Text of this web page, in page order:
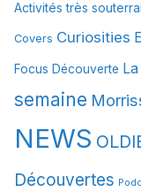
v
e
Activités très
Covers Curiosities
Focus Découverte
semaine
NEWS
Découvertes